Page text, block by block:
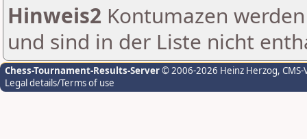
Hinweis2 Kontumazen
und sind in der Liste nicht
Chess-Tournament-Results-Server© 2006-2026 Heinz Herzog,
Legal details/Terms of use